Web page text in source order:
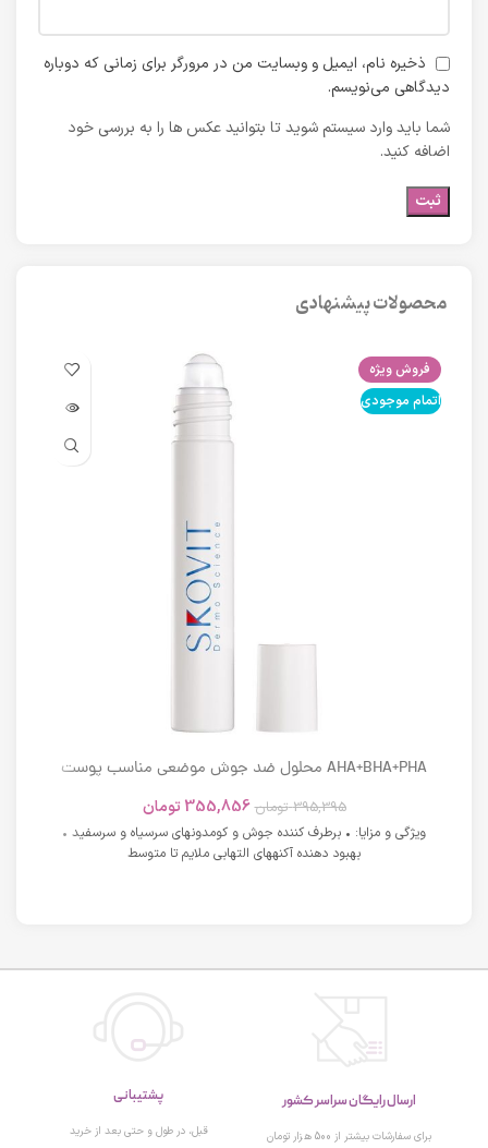
ذخیره نام، ایمیل و وبسایت من در مرورگر برای زمانی که دوباره
دیدگاهی می‌نویسم.
شما باید وارد سیستم شوید تا بتوانید عکس ها را به بررسی خود
اضافه کنید.
محصولات پیشنهادی
فروش ویژه
اتمام موجودی
AHA+BHA+PHA محلول ضد جوش موضعی مناسب پوست
395,395 تومان 355,856 تومان
ویژگی و مزایا: • برطرف کننده جوش و کومدونهای سرسیاه و سرسفید •
بهبود دهنده آکنههای التهابی ملایم تا متوسط
ارسال رایگان سراسر کشور
برای سفارشات بیشتر از 500 هزار تومان
پشتیبانی
قبل، در طول و حتی بعد از خرید